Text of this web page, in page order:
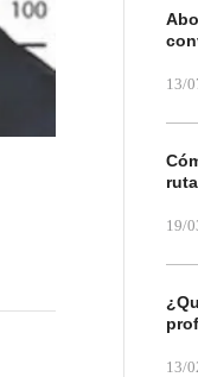
13/
19/
13/